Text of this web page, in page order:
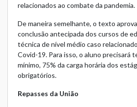
relacionados ao combate da pandemia.
De maneira semelhante, o texto
conclusão antecipada dos cursos de
técnica de nível médio caso
Covid-19. Para isso, o aluno precisará
mínimo, 75% da carga horária dos
obrigatórios.
Repasses da União